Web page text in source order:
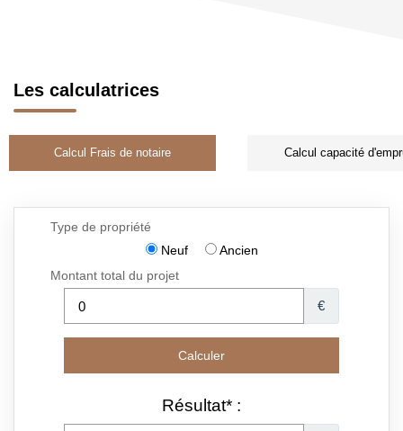
Les calculatrices
Calcul Frais de notaire Calcul capacité